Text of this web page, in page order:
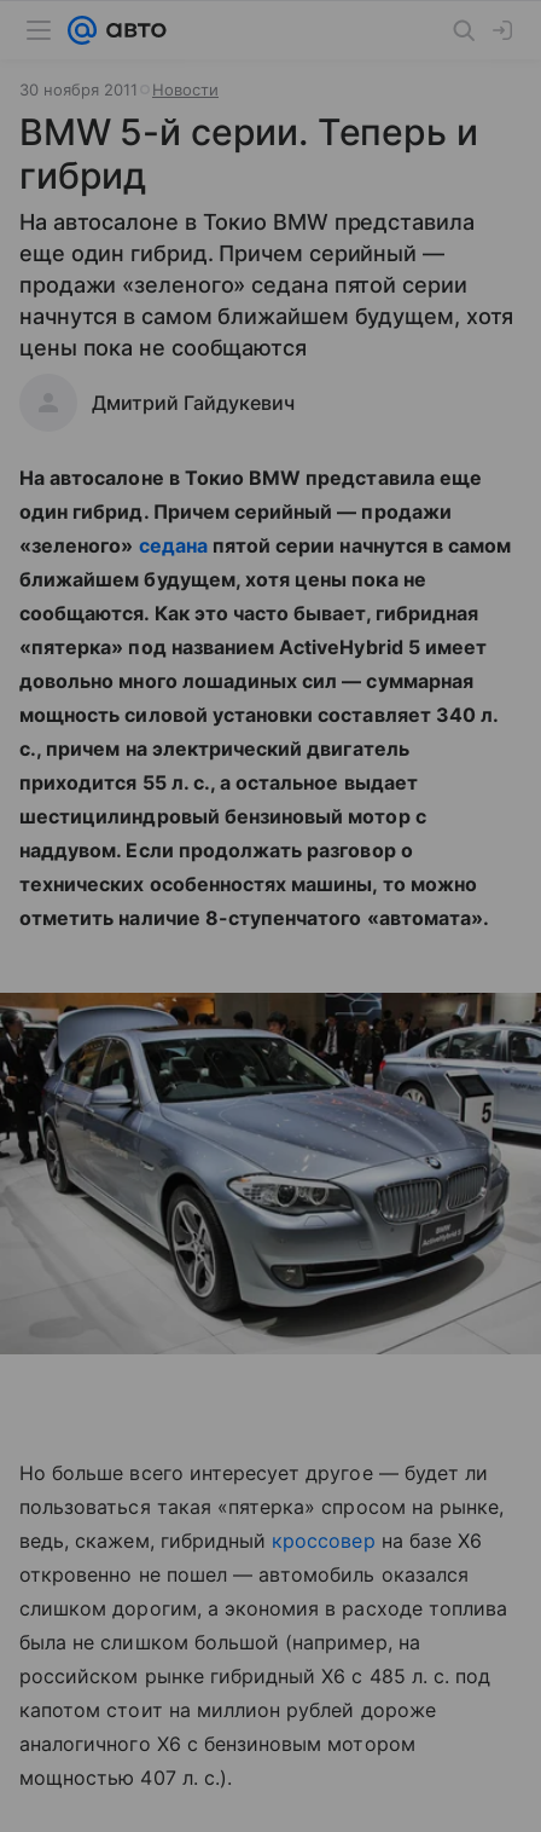
30 ноября 2011 Новости
BMW 5-й серии. Теперь и
гибрид
На автосалоне в Токио BMW представила
еще один гибрид. Причем серийный —
продажи «зеленого» седана пятой серии
начнутся в самом ближайшем будущем, хотя
цены пока не сообщаются
Дмитрий Гайдукевич
На автосалоне в Токио BMW представила еще
один гибрид. Причем серийный — продажи
«зеленого» седанапятой серии начнутся в самом
ближайшем будущем, хотя цены пока не
сообщаются. Как это часто бывает, гибридная
«пятерка» под названием ActiveHybrid 5 имеет
довольно много лошадиных сил — суммарная
мощность силовой установки составляет 340 л.
с., причем на электрический двигатель
приходится 55 л. с., а остальное выдает
шестицилиндровый бензиновый мотор с
наддувом. Если продолжать разговор о
технических особенностях машины, то можно
отметить наличие 8-ступенчатого «автомата».
Но больше всего интересует другое — будет ли
пользоваться такая «пятерка» спросом на рынке,
ведь, скажем, гибридный кроссовер на базе X6
откровенно не пошел — автомобиль оказался
слишком дорогим, а экономия в расходе топлива
была не слишком большой (например, на
российском рынке гибридный Х6 с 485 л. с. под
капотом стоит на миллион рублей дороже
аналогичного Х6 с бензиновым мотором
мощностью 407 л. с.).